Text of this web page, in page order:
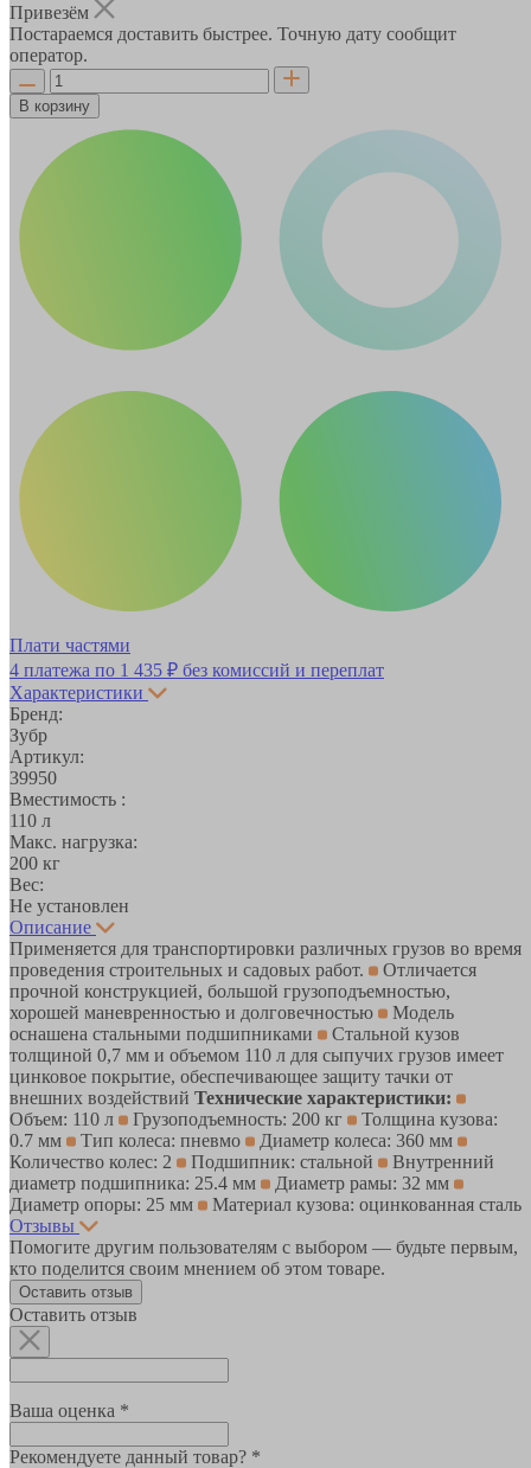
Привезём
Постараемся доставить быстрее. Точную дату сообщит
оператор.
В корзину
Плати частями
4 платежа по 1 435 ₽ без комиссий и переплат
Характеристики
Бренд:
Зубр
Артикул:
39950
Вместимость :
110 л
Макс. нагрузка:
200 кг
Вес:
Не установлен
Описание
Применяется для транспортировки различных грузов во время
проведения строительных и садовых работ.
Отличается
прочной конструкцией, большой грузоподъемностью,
хорошей маневренностью и долговечностью
Модель
оснашена стальными подшипниками
Стальной кузов
толщиной 0,7 мм и объемом 110 л для сыпучих грузов имеет
цинковое покрытие, обеспечивающее защиту тачки от
внешних воздействий Технические характеристики:
Объем: 110 л
Грузоподъемность: 200 кг
Толщина кузова:
0.7 мм
Тип колеса: пневмо
Диаметр колеса: 360 мм
Количество колес: 2
Подшипник: стальной
Внутренний
диаметр подшипника: 25.4 мм
Диаметр рамы: 32 мм
Диаметр опоры: 25 мм
Материал кузова: оцинкованная сталь
Отзывы
Помогите другим пользователям с выбором — будьте первым,
кто поделится своим мнением об этом товаре.
Оставить отзыв
Оставить отзыв
Ваша оценка *
Рекомендуете данный товар? *